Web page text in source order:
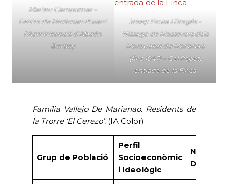
Marteu Campomar –
Gestor de Marianao durant
l’Administració d’Abdón
Bordoy
Josep Faura i Borgés -
Nissaga de Massovers dels
Marquesos de Marianao
(fins 1947) – Cal Pepet,
entrada de la Finca
Família Vallejo De Marianao. Residents de
la Trorre ‘El Cerezo’. (IA Color)
Grup de Població
Perfil
Socioeconòmic
i Ideològic
Noms